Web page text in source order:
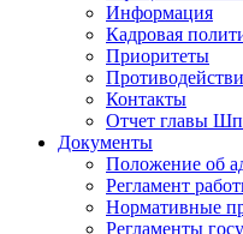
Информация
Кадровая
Приоритеты
Контакты
Отчет главы
Документы
Положение об
Регламент
Нормативные
Регламенты